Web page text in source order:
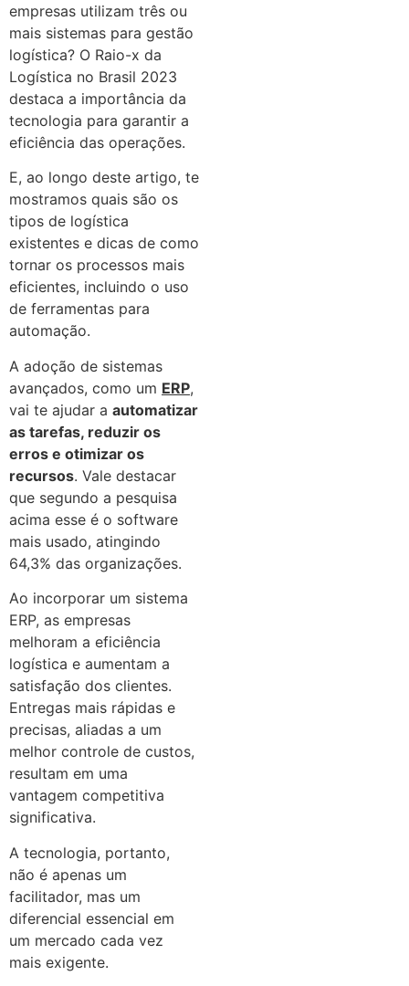
empresas utilizam três ou
mais sistemas para gestão
logística? O Raio-x da
Logística no Brasil 2023
destaca a importância da
tecnologia para garantir a
eficiência das operações.
E, ao longo deste artigo, te
mostramos quais são os
tipos de logística
existentes e dicas de como
tornar os processos mais
eficientes, incluindo o uso
de ferramentas para
automação.
A adoção de sistemas
avançados, como um ERP,
vai te ajudar a automatizar
as tarefas, reduzir os
erros e otimizar os
recursos. Vale destacar
que segundo a pesquisa
acima esse é o software
mais usado, atingindo
64,3% das organizações.
Ao incorporar um sistema
ERP, as empresas
melhoram a eficiência
logística e aumentam a
satisfação dos clientes.
Entregas mais rápidas e
precisas, aliadas a um
melhor controle de custos,
resultam em uma
vantagem competitiva
significativa.
A tecnologia, portanto,
não é apenas um
facilitador, mas um
diferencial essencial em
um mercado cada vez
mais exigente.